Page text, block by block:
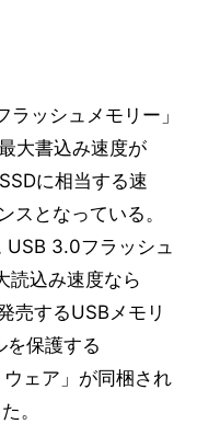
ラッシュメモリー」
大書込み速度が
に相当する速
スとなっている。
USB 3.0フラッシュ
読込み速度なら
売するUSBメモリ
保護する
ェア」が同梱され
。